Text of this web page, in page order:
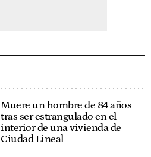
Muere un hombre de 84 años
tras ser estrangulado en el
interior de una vivienda de
Ciudad Lineal